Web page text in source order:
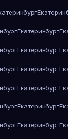
Екатеринбург
Екатеринбург
Екатеринбург
Екатеринбург
Екатеринбург
Екатеринбург